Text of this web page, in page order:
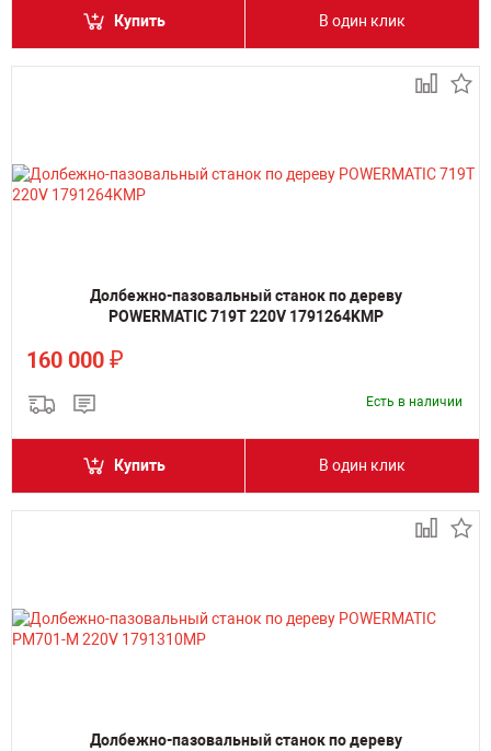
Купить В один клик
Долбежно-пазовальный станок по дереву
POWERMATIC 719T 220V 1791264KMP
160 000 ₽
Есть в наличии
Купить В один клик
Долбежно-пазовальный станок по дереву